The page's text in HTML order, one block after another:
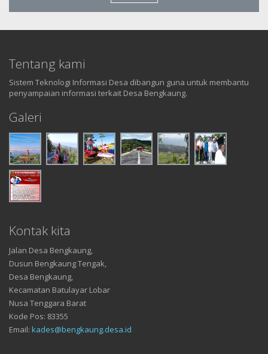
Tentang kami
Sistem Teknologi Informasi Desa dibangun guna untuk membantu
penyampaian informasi terkait Desa Bengkaung.
Galeri
Kontak kita
Jalan Desa Bengkaung,
Dusun Bengkaung Tengak,
Desa Bengkaung,
Kecamatan Batulayar Lobar
Nusa Tenggara Barat
Kode Pos: 83355
Email: kades@bengkaung.desa.id